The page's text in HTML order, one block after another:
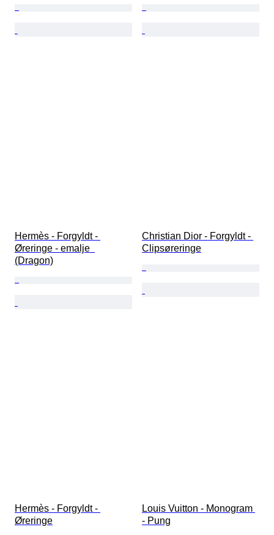
Hermès - Forgyldt -
Øreringe - emalje
(Dragon)
Christian Dior - Forgyldt -
Clipsøreringe
Hermès - Forgyldt -
Øreringe
Louis Vuitton - Monogram
- Pung